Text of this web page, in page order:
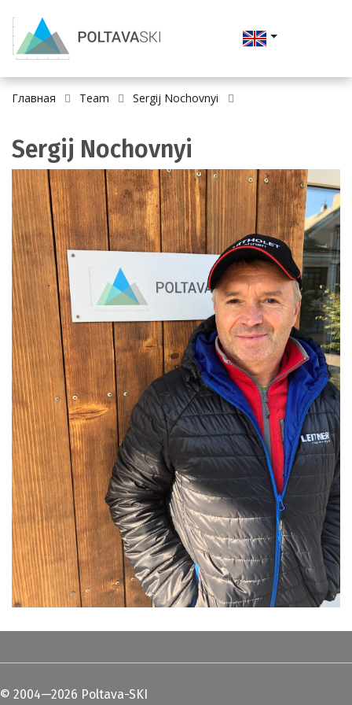
Главная Team Sergij Nochovnyi
Sergij Nochovnyi
© 2004—2026 Poltava-SKI